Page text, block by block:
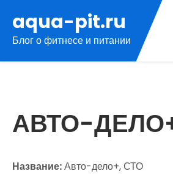
содержимому
aqua-pit.ru
Блог о фитнесе и питании
АВТО-
Название:Авто-дело+, СТО